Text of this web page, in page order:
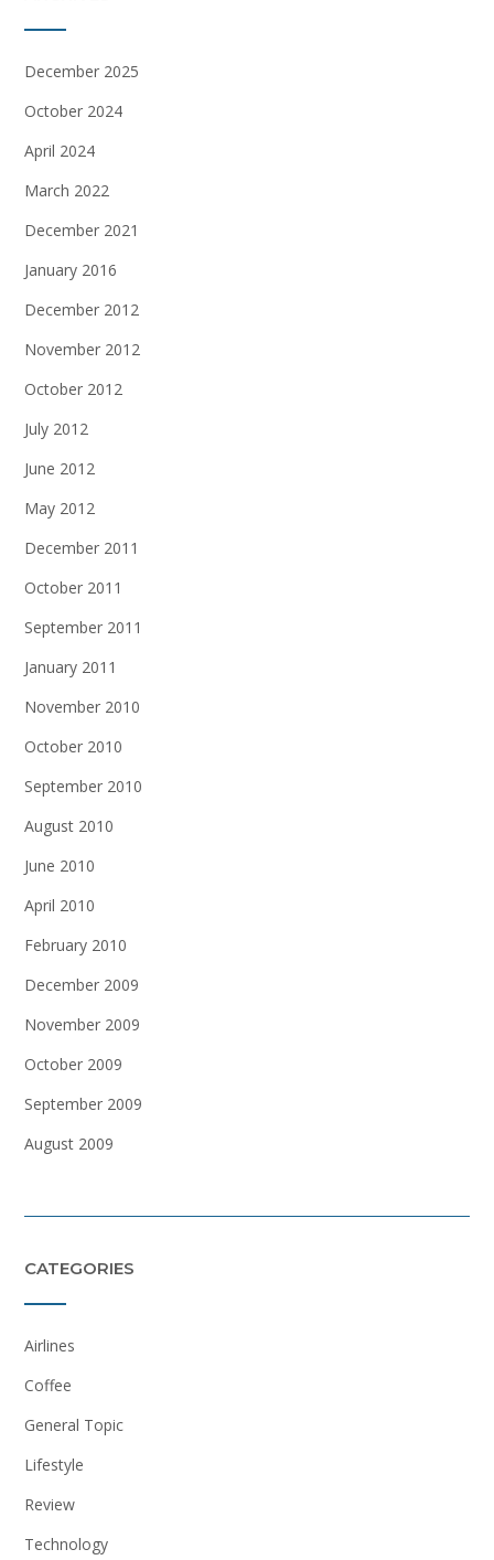
December 2025
October 2024
April 2024
March 2022
December 2021
January 2016
December 2012
November 2012
October 2012
July 2012
June 2012
May 2012
December 2011
October 2011
September 2011
January 2011
November 2010
October 2010
September 2010
August 2010
June 2010
April 2010
February 2010
December 2009
November 2009
October 2009
September 2009
August 2009
CATEGORIES
Airlines
Coffee
General Topic
Lifestyle
Review
Technology